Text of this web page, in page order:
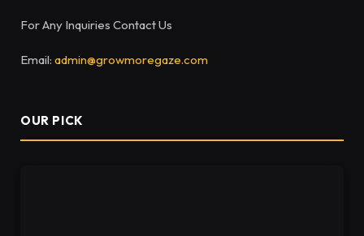
For Any Inquiries Contact Us
Email: admin@growmoregaze.com
OUR PICK